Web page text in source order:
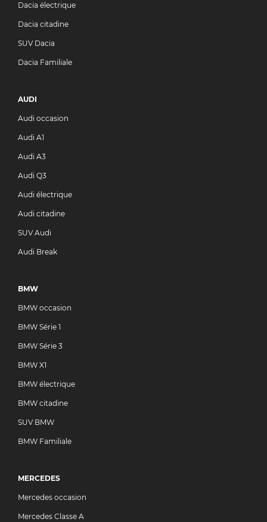
Dacia électrique
Dacia citadine
SUV Dacia
Dacia Familiale
AUDI
Audi occasion
Audi A1
Audi A3
Audi Q3
Audi électrique
Audi citadine
SUV Audi
Audi Break
BMW
BMW occasion
BMW Série 1
BMW Série 3
BMW X1
BMW électrique
BMW citadine
SUV BMW
BMW Familiale
MERCEDES
Mercedes occasion
Mercedes Classe A